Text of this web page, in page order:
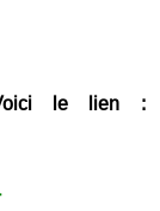
le lien :